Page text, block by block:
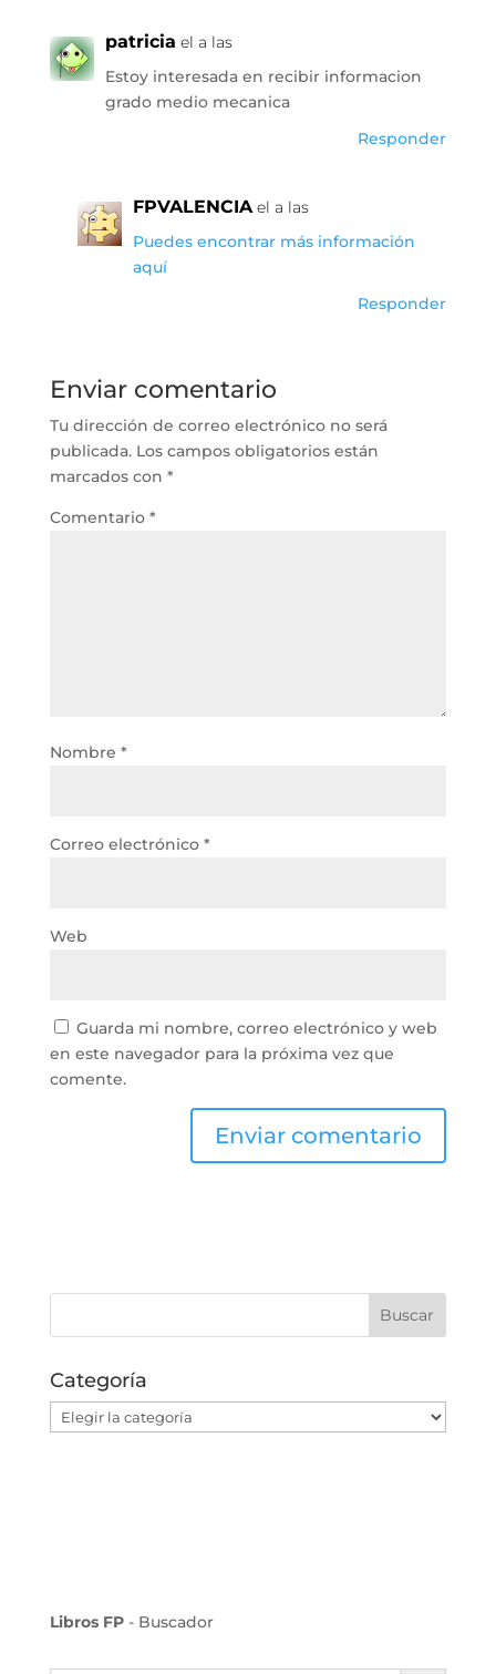
patricia el a las
Estoy interesada en recibir informacion
grado medio mecanica
Responder
FPVALENCIA el a las
Puedes encontrar más información
aquí
Responder
Enviar comentario
Tu dirección de correo electrónico no será
publicada. Los campos obligatorios están
marcados con *
Comentario *
Nombre *
Correo electrónico *
Web
Guarda mi nombre, correo electrónico y web
en este navegador para la próxima vez que
comente.
Categoría
Categoría
Libros FP- Buscador